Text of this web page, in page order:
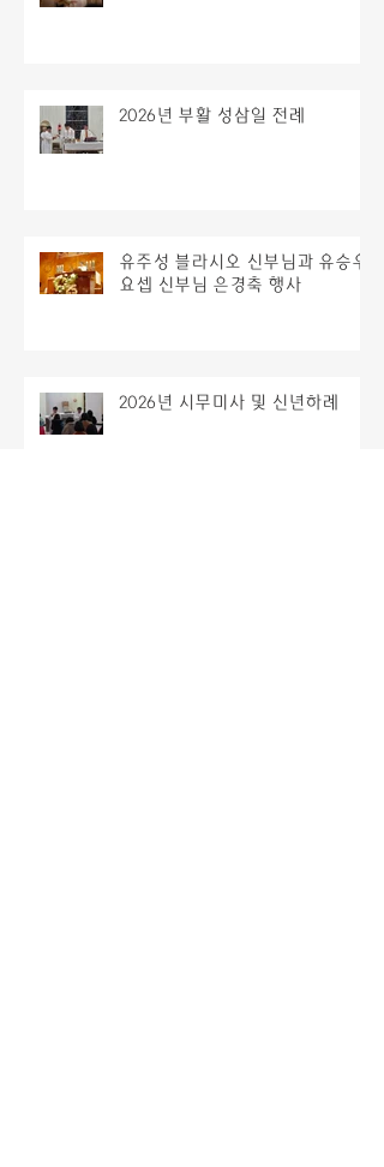
2026년 부활 성삼일 전례
유주성 블라시오 신부님과 유승우
요셉 신부님 은경축 행사
2026년 시무미사 및 신년하례